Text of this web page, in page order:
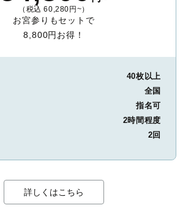
（税込 60,280円~）
お宮参りもセットで
8,800円お得！
40枚以上
全国
指名可
2時間程度
2回
詳しくはこちら